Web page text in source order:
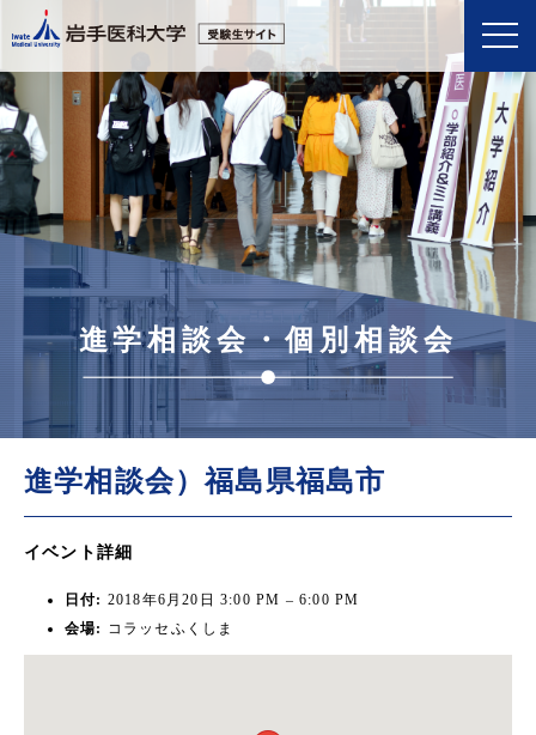
進学相談会・個別相談会
進学相談会）福島県福島市
イベント詳細
日付: 2018年6月20日 3:00 PM –6:00 PM
会場: コラッセふくしま